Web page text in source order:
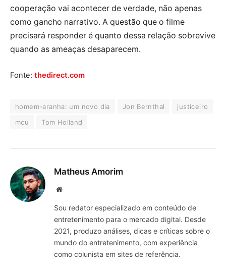
cooperação vai acontecer de verdade, não apenas
como gancho narrativo. A questão que o filme
precisará responder é quanto dessa relação sobrevive
quando as ameaças desaparecem.
Fonte: thedirect.com
homem-aranha: um novo dia Jon Bernthal
justiceiro
mcu
Tom Holland
Matheus Amorim
Website
Sou redator especializado em conteúdo de
entretenimento para o mercado digital. Desde
2021, produzo análises, dicas e críticas sobre o
mundo do entretenimento, com experiência
como colunista em sites de referência.